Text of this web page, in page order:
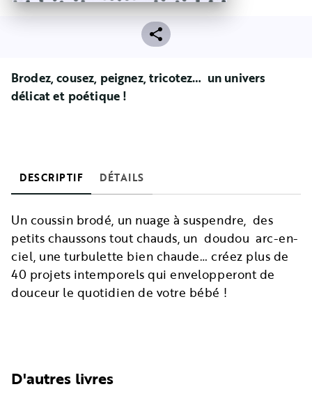
Brodez, cousez, peignez, tricotez… un univers
délicat et poétique !
DESCRIPTIF DÉTAILS
Un coussin brodé, un nuage à suspendre, des
petits chaussons tout chauds, un doudou arc-en-
ciel, une turbulette bien chaude… créez plus de
40 projets intemporels qui envelopperont de
douceur le quotidien de votre bébé !
D'autres livres